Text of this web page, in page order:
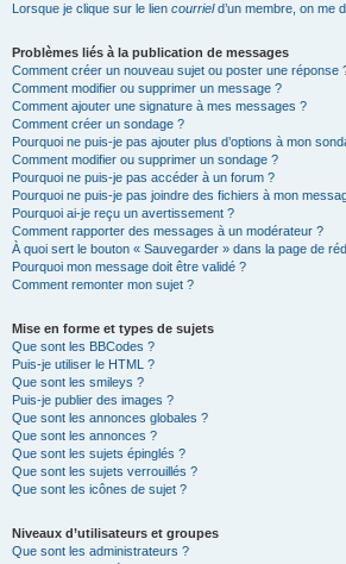
Lorsque je clique sur le lien courrield’un membre, on me
Problèmes liés à la publication de messages
Comment créer un nouveau sujet ou poster une réponse
Comment modifier ou supprimer un message ?
Comment ajouter une signature à mes messages ?
Comment créer un sondage ?
Pourquoi ne puis-je pas ajouter plus d’options à mon
Comment modifier ou supprimer un sondage ?
Pourquoi ne puis-je pas accéder à un forum ?
Pourquoi ne puis-je pas joindre des fichiers à mon
Pourquoi ai-je reçu un avertissement ?
Comment rapporter des messages à un modérateur ?
À quoi sert le bouton « Sauvegarder » dans la page de
Pourquoi mon message doit être validé ?
Comment remonter mon sujet ?
Mise en forme et types de sujets
Que sont les BBCodes ?
Puis-je utiliser le HTML ?
Que sont les smileys ?
Puis-je publier des images ?
Que sont les annonces globales ?
Que sont les annonces ?
Que sont les sujets épinglés ?
Que sont les sujets verrouillés ?
Que sont les icônes de sujet ?
Niveaux d’utilisateurs et groupes
Que sont les administrateurs ?